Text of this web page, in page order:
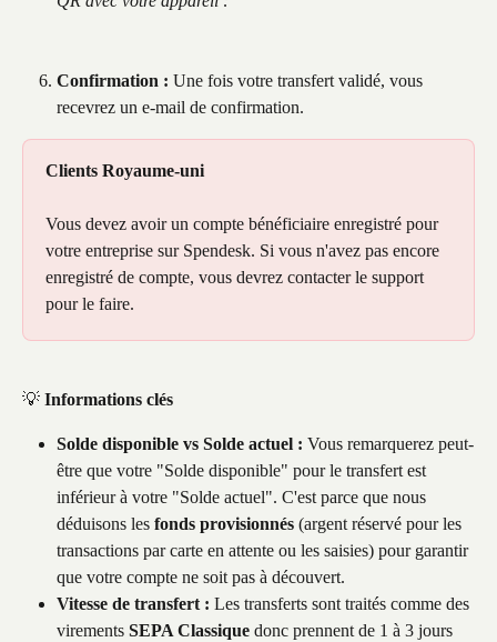
Confirmation : Une fois votre transfert validé, vous
recevrez un e-mail de confirmation.
Clients Royaume-uni
Vous devez avoir un compte bénéficiaire enregistré pour
votre entreprise sur Spendesk. Si vous n'avez pas encore
enregistré de compte, vous devrez contacter le support
pour le faire.
💡 Informations clés
Solde disponible vs Solde actuel : Vous remarquerez peut-
être que votre "Solde disponible" pour le transfert est
inférieur à votre "Solde actuel". C'est parce que nous
déduisons les fonds provisionnés (argent réservé pour les
transactions par carte en attente ou les saisies) pour garantir
que votre compte ne soit pas à découvert.
Vitesse de transfert : Les transferts sont traités comme des
virements SEPA Classique donc prennent de 1 à 3 jours